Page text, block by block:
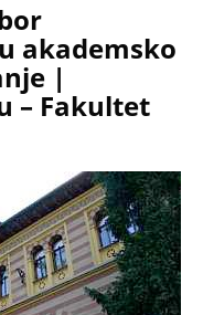
akademsko
|
– Fakultet